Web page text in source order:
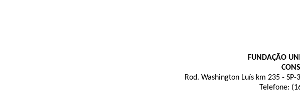
FUNDAÇÃO
Rod. Washington Luís km 235 -
Telefone: